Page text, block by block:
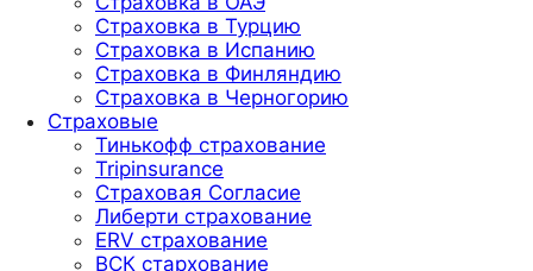
Страховка в Турцию
Страховка в Испанию
Страховка в Финляндию
Страховка в Черногорию
Страховые
Тинькофф страхование
Tripinsurance
Страховая Согласие
Либерти страхование
ERV страхование
ВСК стархование